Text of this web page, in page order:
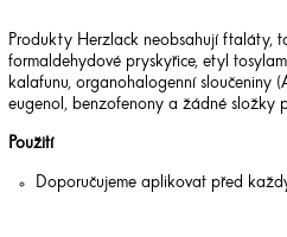
Produkty Herzlack neobsahují ftaláty,
formaldehydové pryskyřice, etyl
kalafunu, organohalogenní sloučeniny
eugenol, benzofenony a žádné složky
Použití
Doporučujeme aplikovat před